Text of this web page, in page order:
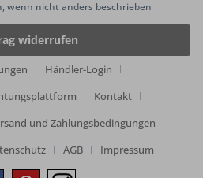
wenn nicht anders beschrieben
widerrufen
Händler-Login
Kontakt
und Zahlungsbedingungen
AGB Impressum